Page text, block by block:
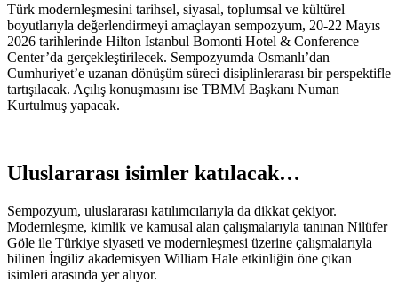
Türk modernleşmesini tarihsel, siyasal, toplumsal ve kültürel
boyutlarıyla değerlendirmeyi amaçlayan sempozyum, 20-22 Mayıs
2026 tarihlerinde Hilton Istanbul Bomonti Hotel & Conference
Center’da gerçekleştirilecek. Sempozyumda Osmanlı’dan
Cumhuriyet’e uzanan dönüşüm süreci disiplinlerarası bir perspektifle
tartışılacak. Açılış konuşmasını ise TBMM Başkanı Numan
Kurtulmuş yapacak.
Uluslararası isimler katılacak…
Sempozyum, uluslararası katılımcılarıyla da dikkat çekiyor.
Modernleşme, kimlik ve kamusal alan çalışmalarıyla tanınan Nilüfer
Göle ile Türkiye siyaseti ve modernleşmesi üzerine çalışmalarıyla
bilinen İngiliz akademisyen William Hale etkinliğin öne çıkan
isimleri arasında yer alıyor.